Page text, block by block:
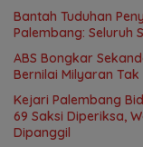
Bantah Tuduhan
Palembang: Seluruh
ABS Bongkar
Bernilai Milyaran
Kejari Palembang
69 Saksi Diperiksa,
Dipanggil